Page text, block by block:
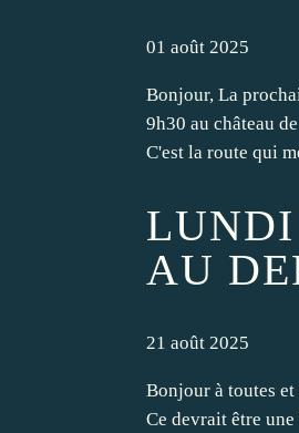
01 août 2025
Bonjour, La
9h30 au château
C'est la route qui
LUNDI
AU
21 août 2025
Bonjour à toutes
Ce devrait être